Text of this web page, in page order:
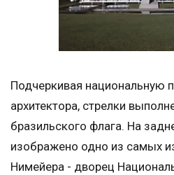
Подчеркивая национальную
архитектора, стрелки
бразильского флага. На
изображено одно из самых
Нимейера - дворец